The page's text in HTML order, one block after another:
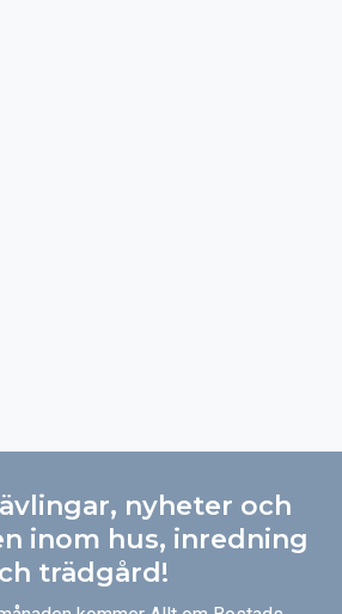
nyheter och
inom hus, inredning
trädgård!